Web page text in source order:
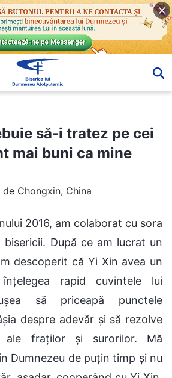
să-i tratez pe cei
mai buni ca mine
de Chongxin, China
2016, am colaborat cu sora
bisericii. După ce am lucrat un
descoperit că Yi Xin avea un
rapid cuvintele lui
să priceapă punctele
despre adevăr și să rezolve
ale fraților și surorilor. Mă
Dumnezeu de puțin timp și nu